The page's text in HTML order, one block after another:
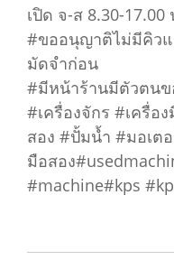
เปิด จ-ส 8.30-17.00
#ขออนุญาติไม่มีคิว
มัดจำก่อน
#มีหน้าร้านมีตัวตนข
#เครื่องจักร #เครื่อ
สอง #ปั้มน้ำ #มอเต
มือสอง
#machine#kps